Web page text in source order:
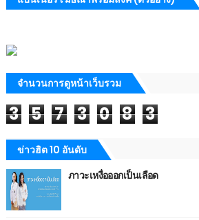
จำนวนการดูหน้าเว็บรวม
3 5 7 3 0 8 3
ข่าวฮิต 10 อันดับ
ภาวะเหงื่อออกเป็นเลือด